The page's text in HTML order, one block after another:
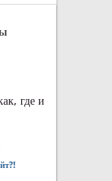
где и